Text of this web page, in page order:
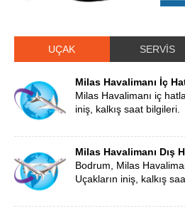
UÇAK SERVİS
Milas Havalimanı İç
Milas Havalimanı iç
iniş, kalkış saat bilgileri.
Milas Havalimanı Dış
Bodrum, Milas
Uçakların iniş, kalkış